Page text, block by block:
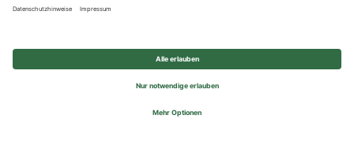
© 2026 REWE Group - All rights reserved